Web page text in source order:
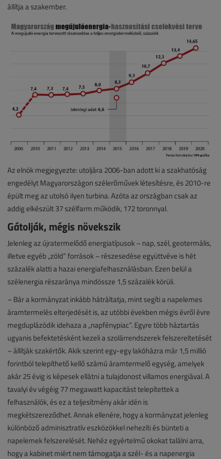
állítja a szakember.
Az elnök megjegyezte: utoljára 2006-ban adott ki a szakhatóság
engedélyt Magyarországon szélerőművek létesítésre, és 2010-re
épült meg az utolsó ilyen turbina. Azóta az országban csak az
addig elkészült 37 szélfarm működik, 172 toronnyal.
Gátolják, mégis növekszik
Jelenleg az újratermelődő energiatípusok – nap, szél, geotermális,
illetve egyéb „zöld” források – részesedése együttvéve is hét
százalék alatti a hazai energiafelhasználásban. Ezen belül a
szélenergia részaránya mindössze 1,5 százalék körüli.
– Bár a kormányzat inkább hátráltatja, mint segíti a napelemes
áramtermelés elterjedését is, az utóbbi években mégis évről évre
megduplázódik idehaza a „napfénypiac”. Egyre több háztartás
ugyanis befektetésként kezeli a szolárrendszerek felszereltetését
– állítják szakértők. Akik szerint egy-egy lakóházra már 1,5 millió
forintból telepíthető kellő számú áramtermelő egység, amelyek
akár 25 évig is képesek ellátni a tulajdonost villamos energiával. A
tavalyi év végéig 77 megawatt kapacitást telepítettek a
felhasználók, és ez a teljesítmény akár idén is
megkétszereződhet. Annak ellenére, hogy a kormányzat jelenleg
különböző adminisztratív eszközökkel nehezíti és bünteti a
napelemek felszerelését. Nehéz egyértelmű okokat találni arra,
hogy a kabinet miért nem támogatja a szél- és a napenergia